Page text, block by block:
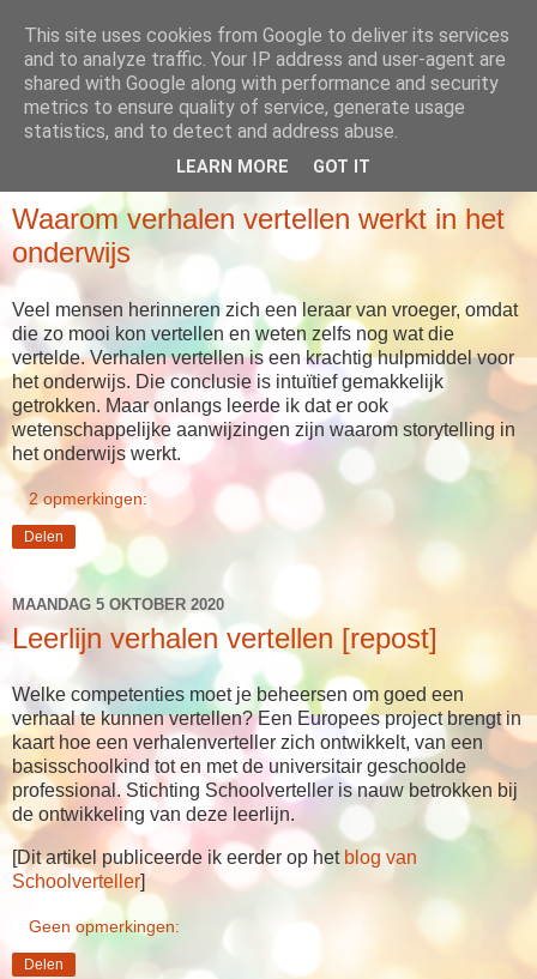
Babboes' blog
... meer dan alleen maar verhalen
Waarom verhalen vertellen werkt in het
onderwijs
Veel mensen herinneren zich een leraar van vroeger, omdat
die zo mooi kon vertellen en weten zelfs nog wat die
vertelde. Verhalen vertellen is een krachtig hulpmiddel voor
het onderwijs. Die conclusie is intuïtief gemakkelijk
getrokken. Maar onlangs leerde ik dat er ook
wetenschappelijke aanwijzingen zijn waarom storytelling in
het onderwijs werkt.
2 opmerkingen:
Delen
MAANDAG 5 OKTOBER 2020
Leerlijn verhalen vertellen [repost]
Welke competenties moet je beheersen om goed een
verhaal te kunnen vertellen? Een Europees project brengt in
kaart hoe een verhalenverteller zich ontwikkelt, van een
basisschoolkind tot en met de universitair geschoolde
professional. Stichting Schoolverteller is nauw betrokken bij
de ontwikkeling van deze leerlijn.
[Dit artikel publiceerde ik eerder op het blog van
Schoolverteller]
Geen opmerkingen:
Delen
This site uses cookies from Google to deliver its services
and to analyze traffic. Your IP address and user-agent are
shared with Google along with performance and security
metrics to ensure quality of service, generate usage
statistics, and to detect and address abuse.
LEARN MORE GOT IT